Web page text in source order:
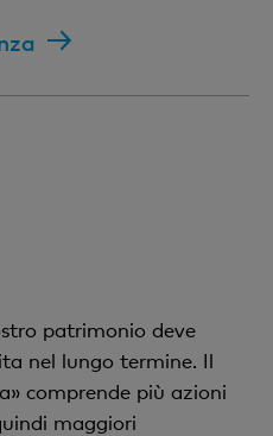
patrimonio deve
nel lungo termine. Il
comprende più azioni
maggiori